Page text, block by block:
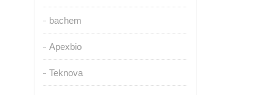
bachem
Apexbio
Teknova